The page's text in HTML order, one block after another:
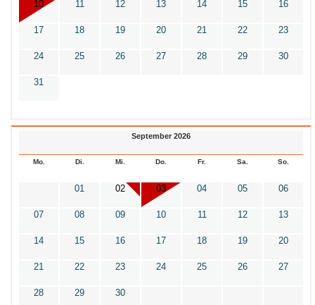
10 11 12 13 14 15 16
17 18 19 20 21 22 23
24 25 26 27 28 29 30
31
September 2026
Mo. Di. Mi. Do. Fr. Sa. So.
01 02 03 04 05 06
07 08 09 10 11 12 13
14 15 16 17 18 19 20
21 22 23 24 25 26 27
28 29 30